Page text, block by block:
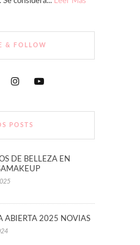
& FOLLOW
POSTS
DE BELLEZA EN
ABIERTA 2025 NOVIAS